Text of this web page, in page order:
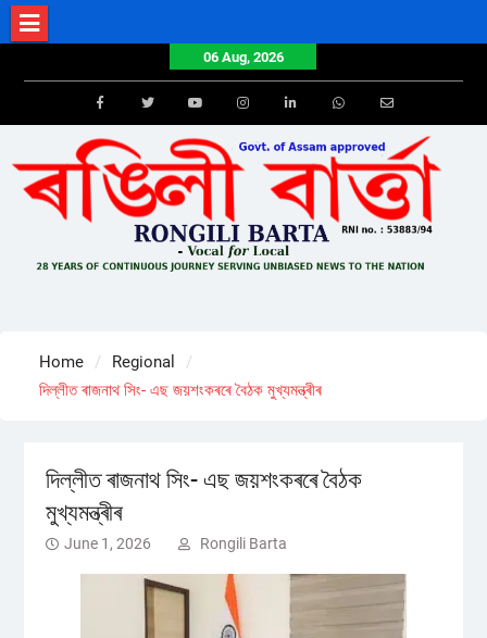
Skip
to
06 Aug, 2026
FacebookTwitterYoutube Email
Home
Regional
দিল্লীত ৰাজনাথ সিং- এছ জয়শংকৰৰে বৈঠক মুখ্যমন্ত্ৰীৰ
দিল্লীত ৰাজনাথ সিং- এছ জয়শংকৰৰে বৈঠক
মুখ্যমন্ত্ৰীৰ
June 1, 2026 Rongili Barta